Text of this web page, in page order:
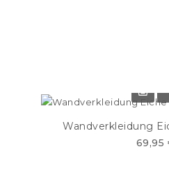
Wandverkleidung
69,95